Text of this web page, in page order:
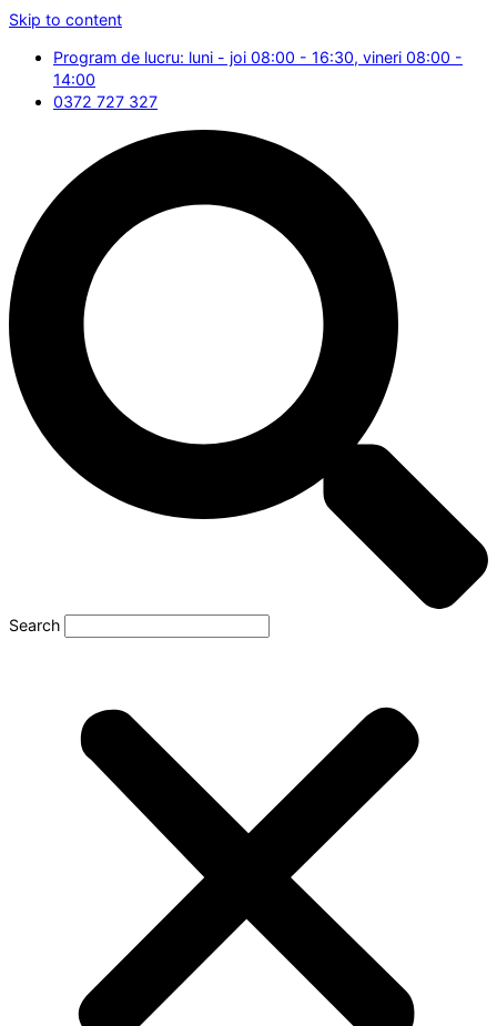
Skip to content
Program de lucru: luni - joi 08:00 - 16:30, vineri 08:00 -
14:00
0372 727 327
Search